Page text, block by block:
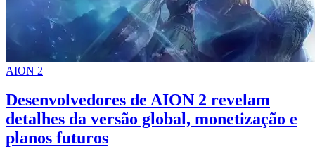
AION 2
Desenvolvedores de AION 2 revelam
detalhes da versão global, monetização e
planos futuros